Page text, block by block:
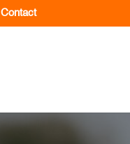
Contact